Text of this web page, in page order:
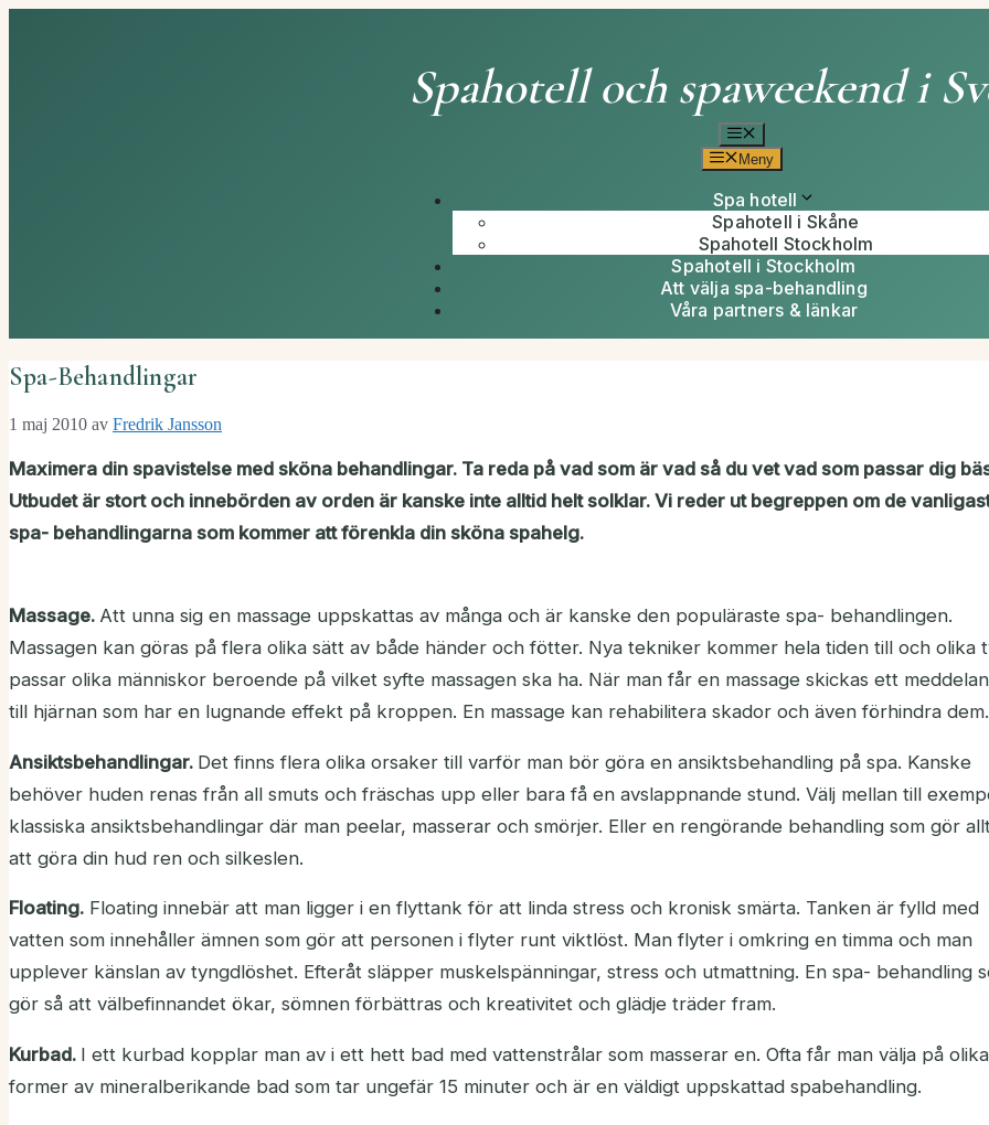
Spahotell och spaweekend i
Meny
Spa hotell
Spahotell i Skåne
Spahotell Stockholm
Spahotell i Stockholm
Att välja spa-behandling
Våra partners & länkar
Spa-Behandlingar
1 maj 2010 av Fredrik Jansson
Maximera din spavistelse med sköna behandlingar. Ta reda på vad som är vad så du vet vad som passar dig
Utbudet är stort och innebörden av orden är kanske inte alltid helt solklar. Vi reder ut begreppen om de
spa- behandlingarna som kommer att förenkla din sköna spahelg.
Massage. Att unna sig en massage uppskattas av många och är kanske den populäraste spa- behandlingen.
Massagen kan göras på flera olika sätt av både händer och fötter. Nya tekniker kommer hela tiden till och olika
passar olika människor beroende på vilket syfte massagen ska ha. När man får en massage skickas ett
till hjärnan som har en lugnande effekt på kroppen. En massage kan rehabilitera skador och även förhindra dem.
Ansiktsbehandlingar. Det finns flera olika orsaker till varför man bör göra en ansiktsbehandling på spa. Kanske
behöver huden renas från all smuts och fräschas upp eller bara få en avslappnande stund. Välj mellan till
klassiska ansiktsbehandlingar där man peelar, masserar och smörjer. Eller en rengörande behandling som gör
att göra din hud ren och silkeslen.
Floating. Floating innebär att man ligger i en flyttank för att linda stress och kronisk smärta. Tanken är fylld med
vatten som innehåller ämnen som gör att personen i flyter runt viktlöst. Man flyter i omkring en timma och man
upplever känslan av tyngdlöshet. Efteråt släpper muskelspänningar, stress och utmattning. En spa- behandling
gör så att välbefinnandet ökar, sömnen förbättras och kreativitet och glädje träder fram.
Kurbad. I ett kurbad kopplar man av i ett hett bad med vattenstrålar som masserar en. Ofta får man välja på olika
former av mineralberikande bad som tar ungefär 15 minuter och är en väldigt uppskattad spabehandling.